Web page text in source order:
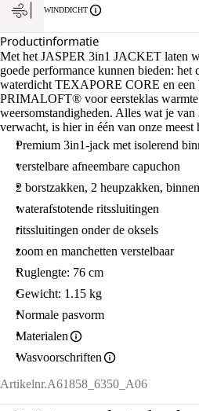
WINDDICHT
Productinformatie
Met het JASPER 3in1 JACKET laten
goede performance kunnen bieden: het
waterdicht TEXAPORE CORE en een
PRIMALOFT® voor eersteklas warmte
weersomstandigheden. Alles wat je
verwacht, is hier in één van onze meest
Premium 3in1-jack met isolerend
verstelbare afneembare capuchon
2 borstzakken, 2 heupzakken,
waterafstotende ritssluitingen
ritssluitingen onder de oksels
zoom en manchetten verstelbaar
Ruglengte: 76 cm
Gewicht: 1.15 kg
Normale pasvorm
Materialen
Wasvoorschriften
Artikelnr.A61858_6350_A06